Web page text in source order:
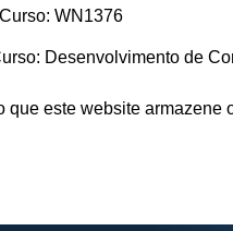
WN1376
Desenvolvimento de
que este website armazene